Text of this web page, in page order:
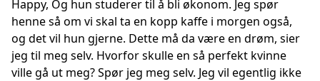
Happy, Og hun studerer til å bli økonom. Jeg spør
henne så om vi skal ta en kopp kaffe i morgen også,
og det vil hun gjerne. Dette må da være en drøm, sier
jeg til meg selv. Hvorfor skulle en så perfekt kvinne
ville gå ut meg? Spør jeg meg selv. Jeg vil egentlig ikke